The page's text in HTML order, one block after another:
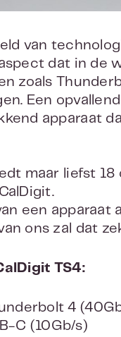
van
dat in de
zoals
Een
apparaat
maar liefst
een apparaat
ons zal dat
TS4:
4
C (10Gb/s)